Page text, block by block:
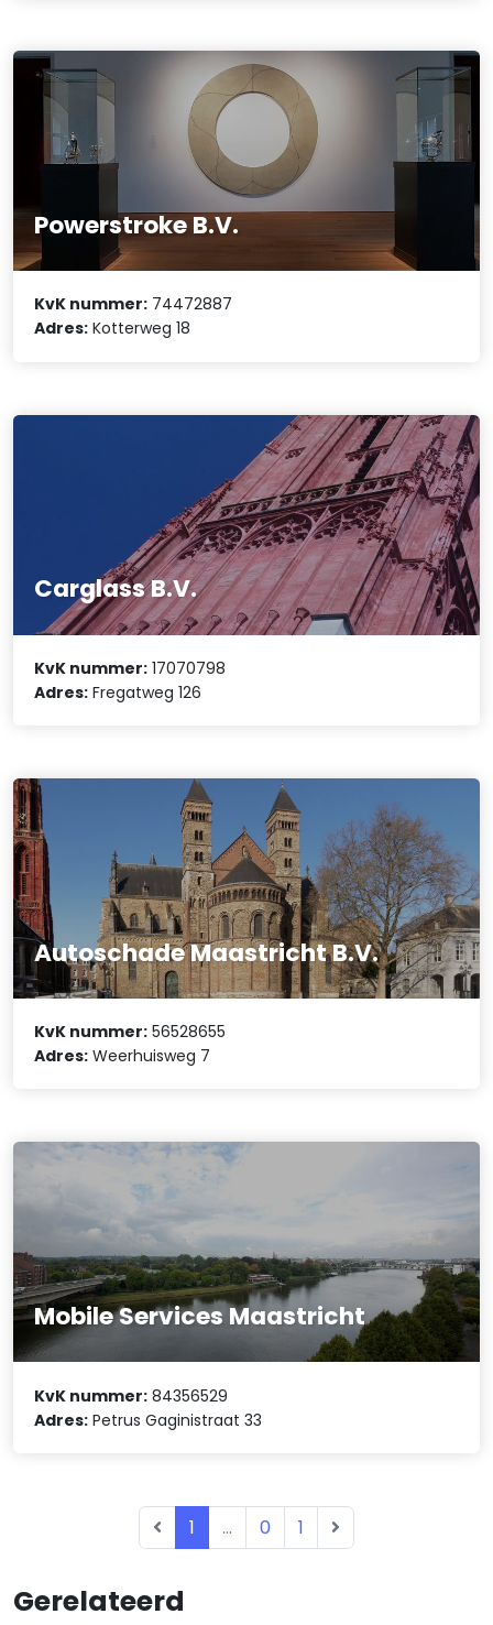
Gerelateerd
Powerstroke B.V.
KvK nummer: 74472887
Adres: Kotterweg 18
Carglass B.V.
KvK nummer: 17070798
Adres: Fregatweg 126
Autoschade Maastricht B.V.
KvK nummer: 56528655
Adres: Weerhuisweg 7
Mobile Services Maastricht
KvK nummer: 84356529
Adres: Petrus Gaginistraat 33
1 ... 0 1